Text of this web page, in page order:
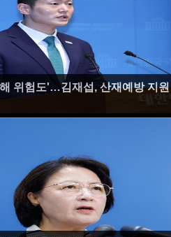
위험도'…김재섭, 산재예방 지원